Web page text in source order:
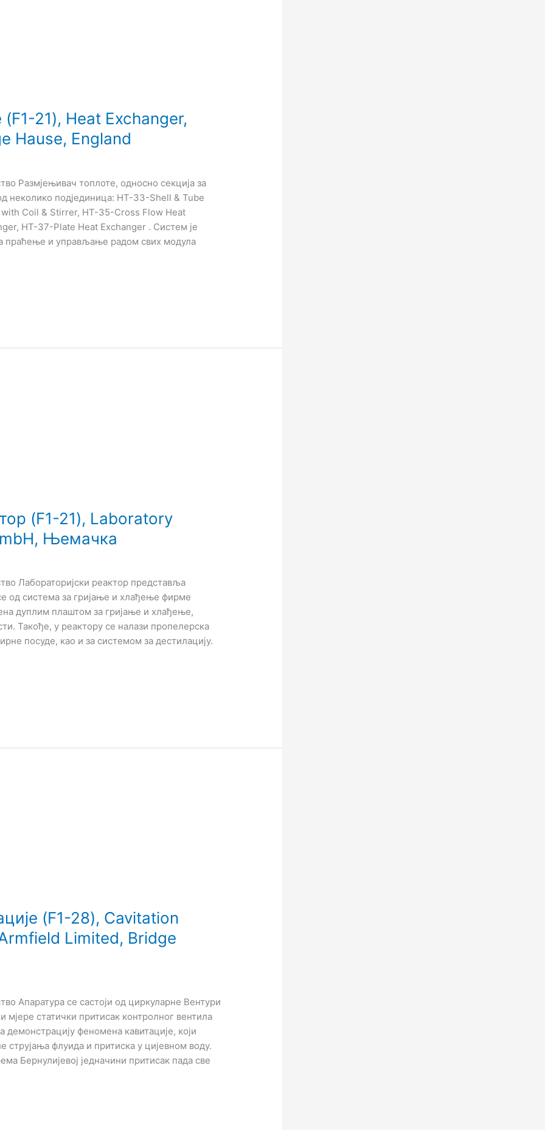
21), Heat Exchanger,
Hause, England
Размјењивач топлоте, односно секција за
неколико подјединица: HT-33-Shell & Tube
Coil & Stirrer, HT-35-Cross Flow Heat
HT-37-Plate Heat Exchanger . Систем је
праћење и управљање радом свих модула
(F1-21), Laboratory
Њемачка
Лабораторијски реактор представља
од система за гријање и хлађење фирме
дуплим плаштом за гријање и хлађење,
Такође, у реактору се налази пропелерска
посуде, као и за системом за дестилацију.
(F1-28), Cavitation
Limited, Bridge
Апаратура се састоји од циркуларне Вентури
мјере статички притисак контролног вентила
демонстрацију феномена кавитације, који
струјања флуида и притиска у цијевном воду.
Бернулијевој једначини притисак пада све